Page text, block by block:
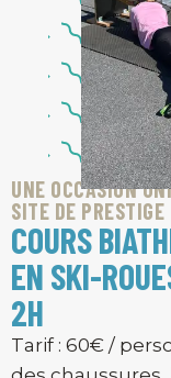
UNE OCCASION
SITE DE PRESTIGE
COURS
EN SKI-
2H
Tarif : 60€ /